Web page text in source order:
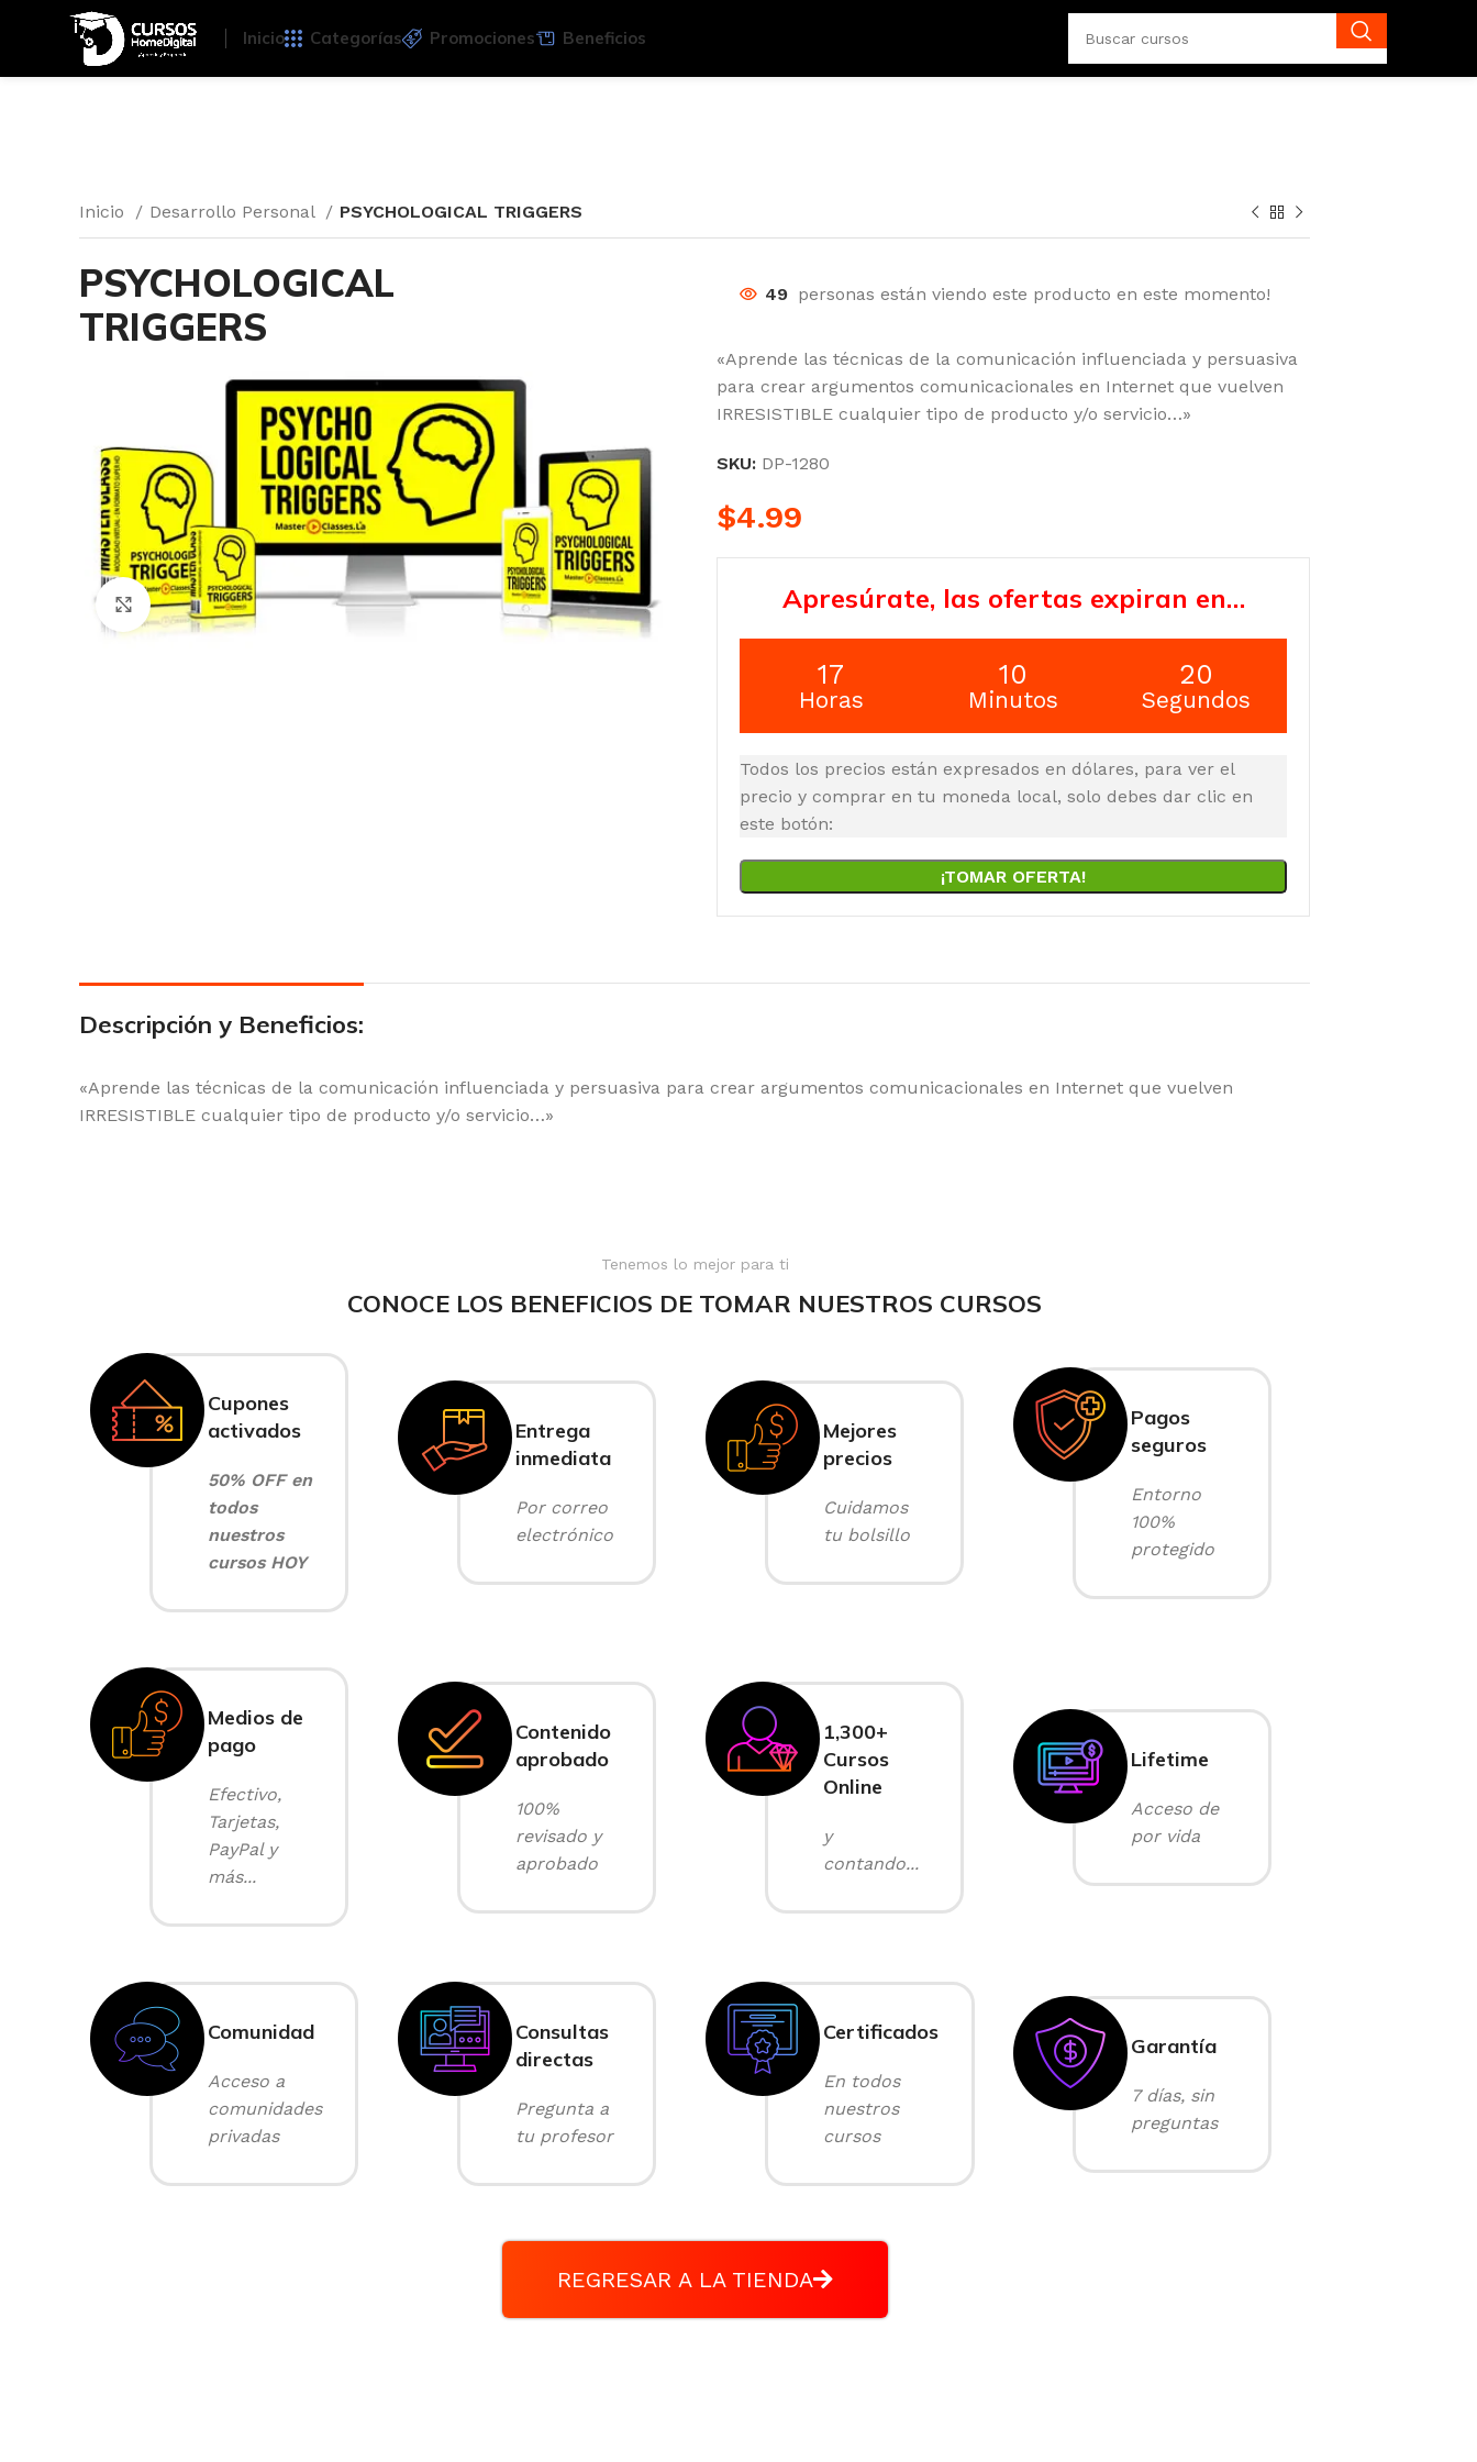
Inicio Categorías Promociones Beneficios
Inicio Desarrollo Personal PSYCHOLOGICAL TRIGGERS
PSYCHOLOGICAL
TRIGGERS
Click para agrandar
49 personas están viendo este producto en este momento!
«Aprende las técnicas de la comunicación influenciada y persuasiva
para crear argumentos comunicacionales en Internet que vuelven
IRRESISTIBLE cualquier tipo de producto y/o servicio…»
SKU: DP-1280
$4.99
Apresúrate, las ofertas expiran en…
17
Horas
10
Minutos
19
Segundos
Todos los precios están expresados en dólares, para ver el
precio y comprar en tu moneda local, solo debes dar clic en
este botón:
¡TOMAR OFERTA!
Descripción y Beneficios:
«Aprende las técnicas de la comunicación influenciada y persuasiva para crear argumentos comunicacionales en Internet que vuelven
IRRESISTIBLE cualquier tipo de producto y/o servicio…»
Tenemos lo mejor para ti
CONOCE LOS BENEFICIOS DE TOMAR NUESTROS CURSOS
Cupones
activados
50% OFF en
todos
nuestros
cursos HOY
Entrega
inmediata
Por correo
electrónico
Mejores
precios
Cuidamos
tu bolsillo
Pagos
seguros
Entorno
100%
protegido
Medios de
pago
Efectivo,
Tarjetas,
PayPal y
más...
Contenido
aprobado
100%
revisado y
aprobado
1,300+
Cursos
Online
y
contando...
Lifetime
Acceso de
por vida
Comunidad
Acceso a
comunidades
privadas
Consultas
directas
Pregunta a
tu profesor
Certificados
En todos
nuestros
cursos
Garantía
7 días, sin
preguntas
REGRESAR A LA TIENDA